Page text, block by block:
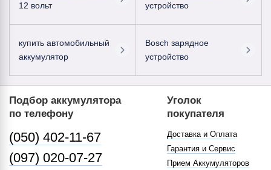
12 вольт
устройство
купить автомобильный
аккумулятор
Bosch зарядное
устройство
Подбор аккумулятора
по телефону
(050) 402-11-67
(097) 020-07-27
Уголок
покупателя
Доставка и Оплата
Гарантия и Сервис
Прием Аккумуляторов